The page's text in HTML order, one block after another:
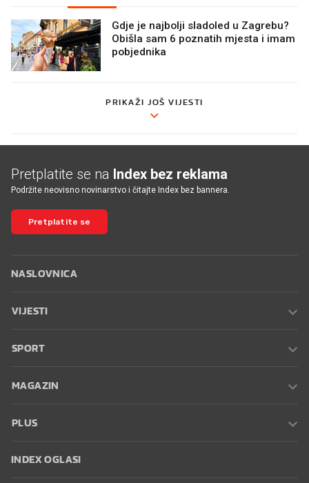
Gdje je najbolji sladoled u Zagrebu?
Obišla sam 6 poznatih mjesta i imam
pobjednika
PRIKAŽI JOŠ VIJESTI
Pretplatite se na Index bez reklama
Podržite neovisno novinarstvo i čitajte Index bez bannera.
Pretplatite se
NASLOVNICA
VIJESTI
SPORT
MAGAZIN
PLUS
INDEX OGLASI